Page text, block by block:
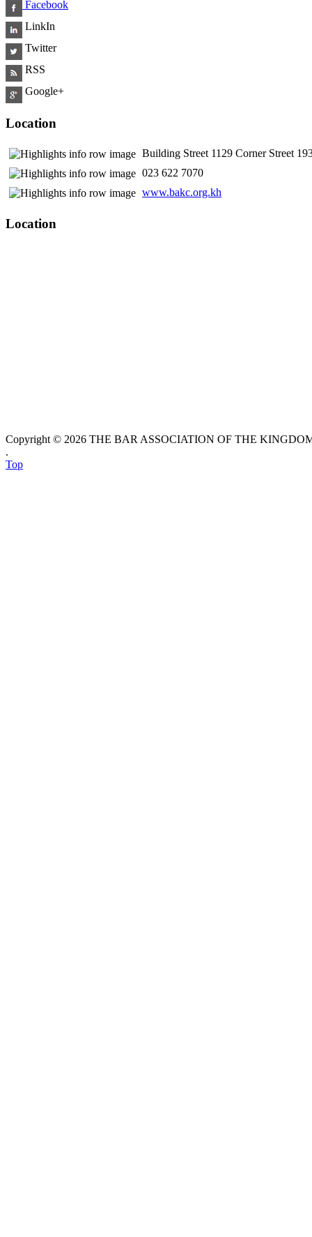
Facebook
LinkIn
Twitter
RSS
Google+
Location
Building Street 1129 Corner Street
​ 023 622 7070
www.bakc.org.kh
Location
Copyright © 2026 THE BAR ASSOCIATION OF THE
.
Top